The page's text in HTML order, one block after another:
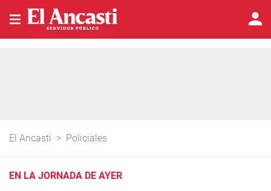
El Ancasti > Policiales
EN LA JORNADA DE AYER